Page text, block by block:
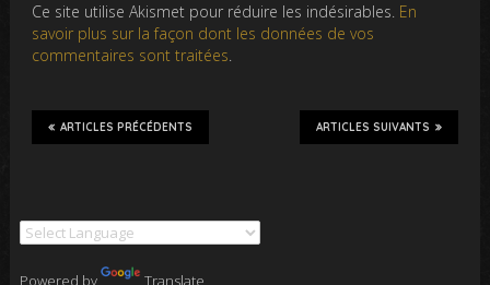
Ce site utilise Akismet pour réduire les indésirables. En
savoir plus sur la façon dont les données de vos
commentaires sont traitées.
ARTICLES SUIVANTS
ARTICLES PRÉCÉDENTS
Powered by Translate